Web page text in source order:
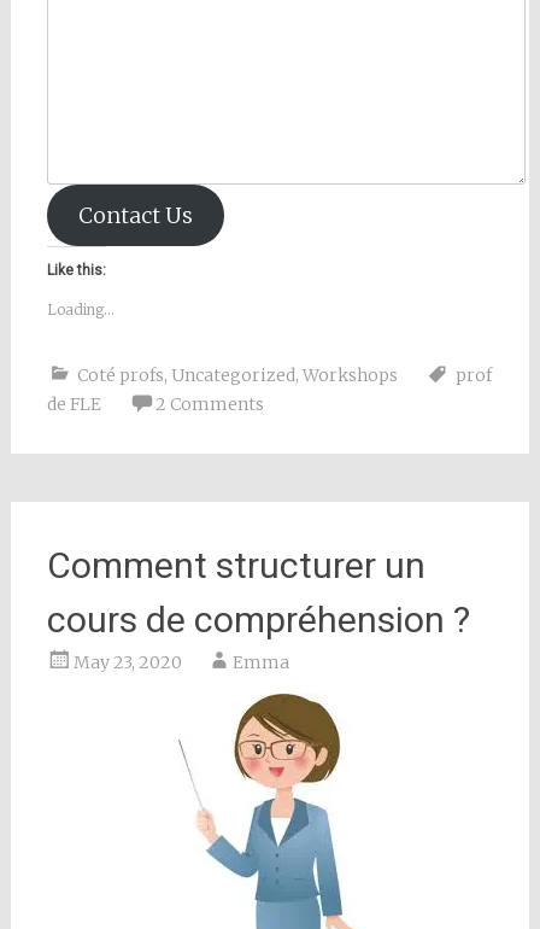
Contact Us
Like this:
Loading...
Coté profs, Uncategorized, Workshops
prof
de FLE
2 Comments
Comment structurer un
cours de compréhension ?
May 23, 2020 Emma